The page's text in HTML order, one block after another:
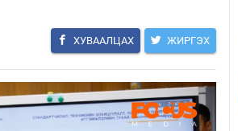
ХУВААЛЦАХ ЖИРГЭХ